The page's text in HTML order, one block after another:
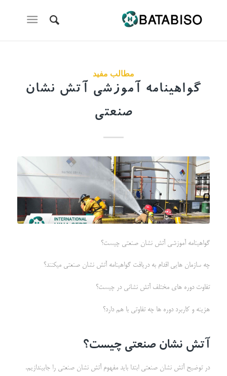
مطالب مفید
گواهینامه آموزشی آتش نشان
صنعتی
گواهینامه آموزشی آتش نشان صنعتی چیست؟
چه سازمان هایی اقدام به دریافت گواهینامه آتش نشان صنعتی میکنند؟
تفاوت دوره های مختلف آتش نشانی در چیست؟
هزینه و کاربرد دوره ها چه تفاوتی با هم دارد؟
آتش نشان صنعتی چیست؟
در توضیح آتش نشان صنعتی ابتدا باید مفهوم آتش نشان صنعتی را جابیندازیم.